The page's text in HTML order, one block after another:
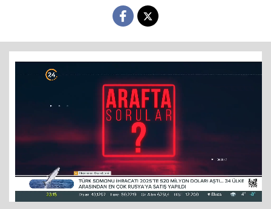
Hayata, insana, gündem ve siyasete dair her şeyin
konuşulduğu, akıllara takılan, cevabı bulunamayan
konuklarına arafını sorgulatıyor.